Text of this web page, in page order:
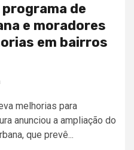
de
e moradores
em bairros
melhorias para
anunciou a ampliação do
que prevê...